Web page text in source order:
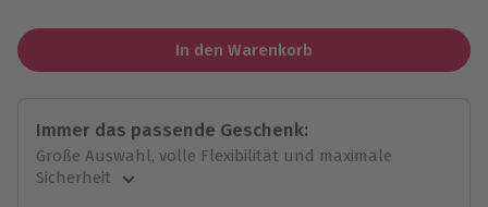
In den Warenkorb
Immer das passende Geschenk:
Große Auswahl, volle Flexibilität und maximale
Sicherheit